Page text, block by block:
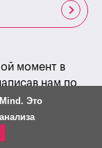
момент в
нам по
Это